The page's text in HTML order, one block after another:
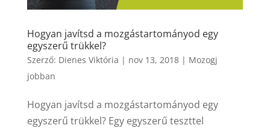
Hogyan javítsd a mozgástartományod egy
egyszerű trükkel?
Szerző: Dienes Viktória | nov 13, 2018| Mozogj
jobban
Hogyan javítsd a mozgástartományod egy
egyszerű trükkel? Egy egyszerű teszttel